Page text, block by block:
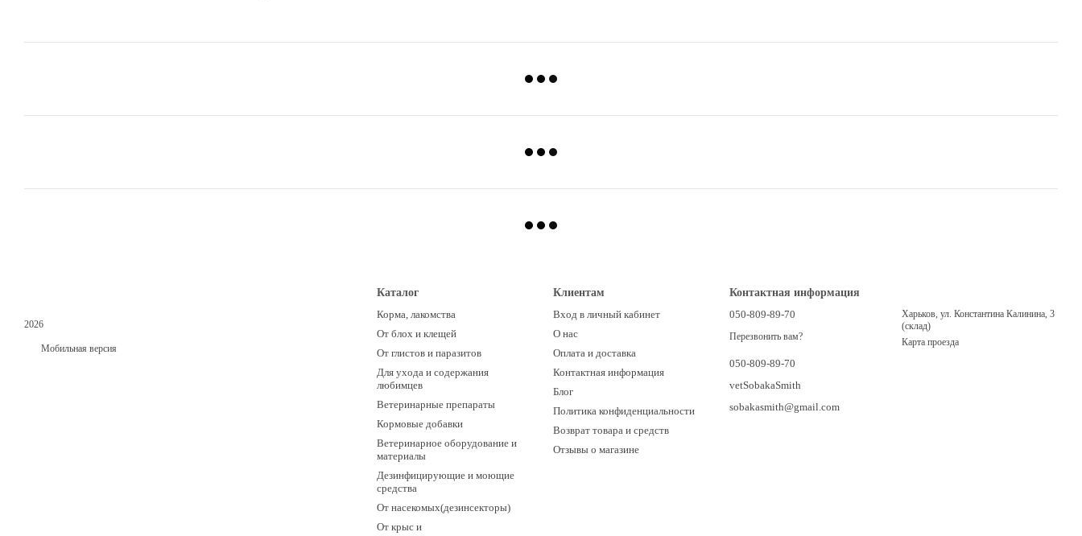
2026
Мобильная версия
Каталог
Корма, лакомства
От блох и клещей
От глистов и паразитов
Для ухода и содержания
любимцев
Ветеринарные препараты
Кормовые добавки
Ветеринарное оборудование и
материалы
Дезинфицирующие и моющие
средства
От насекомых(дезинсекторы)
От крыс и
Клиентам
Вход в личный кабинет
О нас
Оплата и доставка
Контактная информация
Блог
Политика конфиденциальности
Возврат товара и средств
Отзывы о магазине
Контактная информация
050-809-89-70
Перезвонить вам?
050-809-89-70
vetSobakaSmith
sobakasmith@gmail.com
Харьков, ул. Константина Калинина, 3
(склад)
Карта проезда